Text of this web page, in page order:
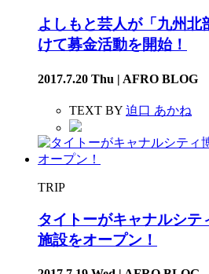
よしもと芸人が「九州北
けて募金活動を開始！
2017.7.20 Thu | AFRO BLOG
TEXT BY 迫口 あかね
TRIP
タイトーがキャナルシテ
施設をオープン！